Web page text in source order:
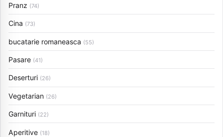
Pranz (74)
Cina (73)
bucatarie romaneasca (55)
Pasare (41)
Deserturi (26)
Vegetarian (26)
Garnituri (22)
Aperitive (18)